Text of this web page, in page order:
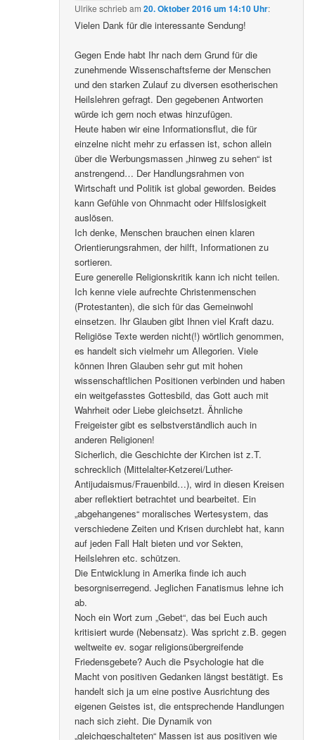
Ulrike schriebam20. Oktober 2016 um 14:10 Uhr:
Vielen Dank für die interessante Sendung!
Gegen Ende habt Ihr nach dem Grund für die
zunehmende Wissenschaftsferne der Menschen
und den starken Zulauf zu diversen esotherischen
Heilslehren gefragt. Den gegebenen Antworten
würde ich gern noch etwas hinzufügen.
Heute haben wir eine Informationsflut, die für
einzelne nicht mehr zu erfassen ist, schon allein
über die Werbungsmassen „hinweg zu sehen“ ist
anstrengend… Der Handlungsrahmen von
Wirtschaft und Politik ist global geworden. Beides
kann Gefühle von Ohnmacht oder Hilfslosigkeit
auslösen.
Ich denke, Menschen brauchen einen klaren
Orientierungsrahmen, der hilft, Informationen zu
sortieren.
Eure generelle Religionskritik kann ich nicht teilen.
Ich kenne viele aufrechte Christenmenschen
(Protestanten), die sich für das Gemeinwohl
einsetzen. Ihr Glauben gibt Ihnen viel Kraft dazu.
Religiöse Texte werden nicht(!) wörtlich genommen,
es handelt sich vielmehr um Allegorien. Viele
können Ihren Glauben sehr gut mit hohen
wissenschaftlichen Positionen verbinden und haben
ein weitgefasstes Gottesbild, das Gott auch mit
Wahrheit oder Liebe gleichsetzt. Ähnliche
Freigeister gibt es selbstverständlich auch in
anderen Religionen!
Sicherlich, die Geschichte der Kirchen ist z.T.
schrecklich (Mittelalter-Ketzerei/Luther-
Antijudaismus/Frauenbild…), wird in diesen Kreisen
aber reflektiert betrachtet und bearbeitet. Ein
„abgehangenes“ moralisches Wertesystem, das
verschiedene Zeiten und Krisen durchlebt hat, kann
auf jeden Fall Halt bieten und vor Sekten,
Heilslehren etc. schützen.
Die Entwicklung in Amerika finde ich auch
besorgniserregend. Jeglichen Fanatismus lehne ich
ab.
Noch ein Wort zum „Gebet“, das bei Euch auch
kritisiert wurde (Nebensatz). Was spricht z.B. gegen
weltweite ev. sogar religionsübergreifende
Friedensgebete? Auch die Psychologie hat die
Macht von positiven Gedanken längst bestätigt. Es
handelt sich ja um eine postive Ausrichtung des
eigenen Geistes ist, die entsprechende Handlungen
nach sich zieht. Die Dynamik von
„gleichgeschalteten“ Massen ist aus positiven wie